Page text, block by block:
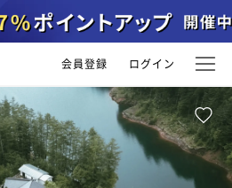
会員登録 ログイン